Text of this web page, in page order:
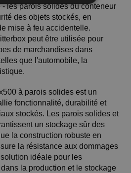
- les parois solides du conteneur
des objets stockés, en
mise à feu accidentelle.
peut être utilisée pour
de marchandises dans
que l'automobile, la
à parois solides est un
fonctionnalité, durabilité et
stockés. Les parois solides et
un stockage sûr des
la construction robuste en
la résistance aux dommages
idéale pour les
la production et le stockage